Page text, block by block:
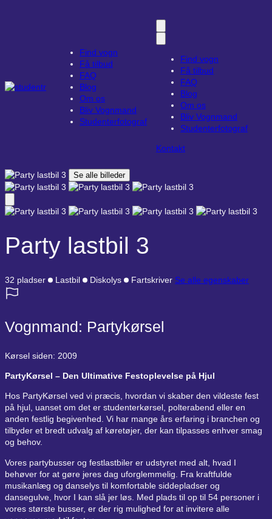
Find vogn
Få tilbud
FAQ
Blog
Om os
Bliv Vognmand
Studenterfotograf
Find vogn
Få tilbud
FAQ
Blog
Om os
Bliv Vognmand
Studenterfotograf
Kontakt
Se alle billeder
Party lastbil 3
32 pladser Lastbil Diskolys Fartskriver Se alle egenskaber
Vognmand: Partykørsel
Kørsel siden: 2009
PartyKørsel – Den Ultimative Festoplevelse på Hjul
Hos PartyKørsel ved vi præcis, hvordan vi skaber den vildeste fest
på hjul, uanset om det er studenterkørsel, polterabend eller en
anden festlig begivenhed. Vi har mange års erfaring i branchen og
tilbyder et bredt udvalg af køretøjer, der kan tilpasses enhver smag
og behov.
Vores partybusser og festlastbiler er udstyret med alt, hvad I
behøver for at gøre jeres dag uforglemmelig. Fra kraftfulde
musikanlæg og danselys til komfortable siddepladser og
dansegulve, hvor I kan slå jer løs. Med plads til op til 54 personer i
vores største busser, er der rig mulighed for at invitere alle